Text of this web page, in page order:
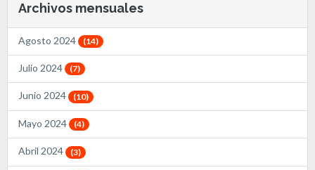
Archivos mensuales
Agosto 2024 (14)
Julio 2024 (7)
Junio 2024 (10)
Mayo 2024 (4)
Abril 2024 (3)